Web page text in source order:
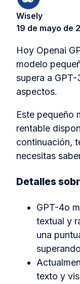
Wisely
19 de mayo de
Hoy Openai
modelo
supera a
aspectos.
Este pequeño
rentable
continuación,
necesitas
Detalles
GPT-4o
textual y
una
texto y